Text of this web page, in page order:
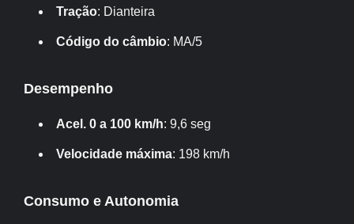
Tração: Dianteira
Código do câmbio: MA/5
Desempenho
Acel. 0 a 100 km/h: 9,6 seg
Velocidade máxima: 198 km/h
Consumo e Autonomia